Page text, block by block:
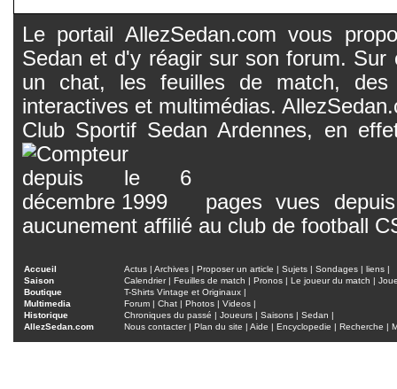
Le portail AllezSedan.com vous
Sedan et d'y réagir sur son forum.
un chat, les feuilles de match, des
interactives et multimédias.
Club Sportif Sedan Ardennes, en
pages vues
aucunement affilié au club de football
Accueil Actus | Archives | Proposer un article | Sujets | Sondages | liens |
Saison
Calendrier| Feuilles de match | Pronos | Le joueur du match |
Boutique
T-Shirts Vintage et Originaux |
Multimedia
Forum | Chat | Photos | Videos |
Historique
Chroniques du passé | Joueurs | Saisons | Sedan |
AllezSedan.com
Nous contacter| Plan du site | Aide | Encyclopedie | Recherche |